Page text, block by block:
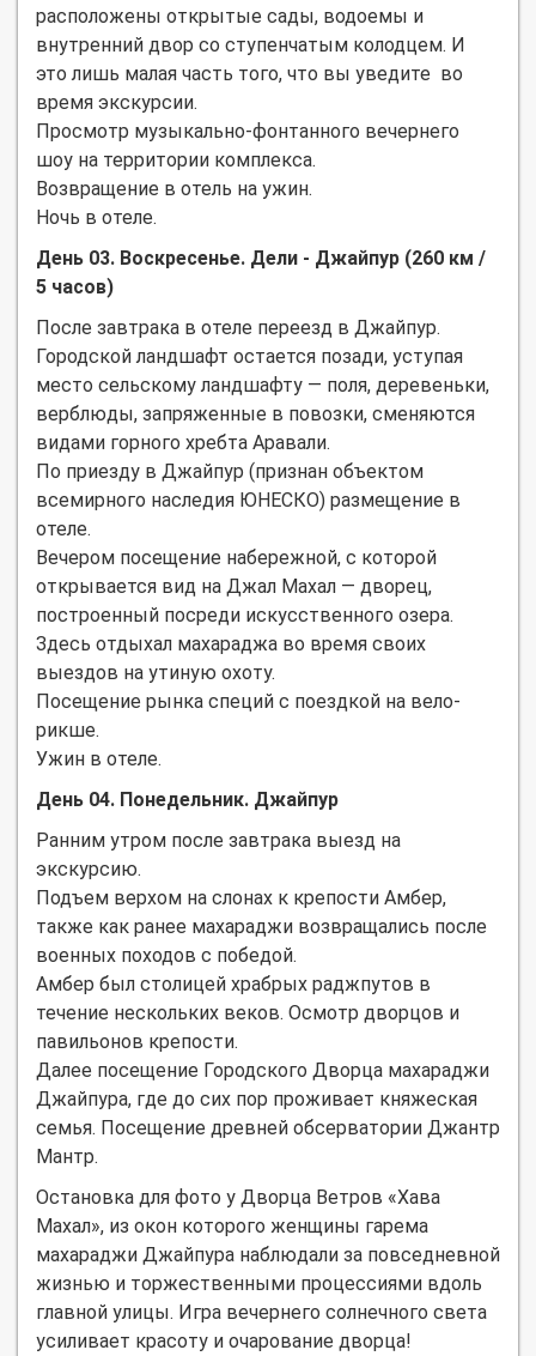
расположены открытые сады, водоемы и
внутренний двор со ступенчатым колодцем. И
это лишь малая часть того, что вы уведите во
время экскурсии.
Просмотр музыкально-фонтанного вечернего
шоу на территории комплекса.
Возвращение в отель на ужин.
Ночь в отеле.
День 03. Воскресенье. Дели - Джайпур (260 км /
5 часов)
После завтрака в отеле переезд в Джайпур.
Городской ландшафт остается позади, уступая
место сельскому ландшафту — поля, деревеньки,
верблюды, запряженные в повозки, сменяются
видами горного хребта Аравали.
По приезду в Джайпур (признан объектом
всемирного наследия ЮНЕСКО) размещение в
отеле.
Вечером посещение набережной, с которой
открывается вид на Джал Махал — дворец,
построенный посреди искусственного озера.
Здесь отдыхал махараджа во время своих
выездов на утиную охоту.
Посещение рынка специй с поездкой на вело-
рикше.
Ужин в отеле.
День 04. Понедельник. Джайпур
Ранним утром после завтрака выезд на
экскурсию.
Подъем верхом на слонах к крепости Амбер,
также как ранее махараджи возвращались после
военных походов с победой.
Амбер был столицей храбрых раджпутов в
течение нескольких веков. Осмотр дворцов и
павильонов крепости.
Далее посещение Городского Дворца махараджи
Джайпура, где до сих пор проживает княжеская
семья. Посещение древней обсерватории Джантр
Мантр.
Остановка для фото у Дворца Ветров «Хава
Махал», из окон которого женщины гарема
махараджи Джайпура наблюдали за повседневной
жизнью и торжественными процессиями вдоль
главной улицы. Игра вечернего солнечного света
усиливает красоту и очарование дворца!